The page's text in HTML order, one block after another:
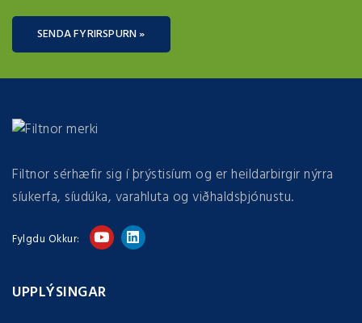
SENDA FYRIRSPURN »
Filtnor sérhæfir sig í þrýstisíum og er heildarbirgir nýrra
síukerfa, síudúka, varahluta og viðhaldsþjónustu.
Fylgdu Okkur:
UPPLÝSINGAR